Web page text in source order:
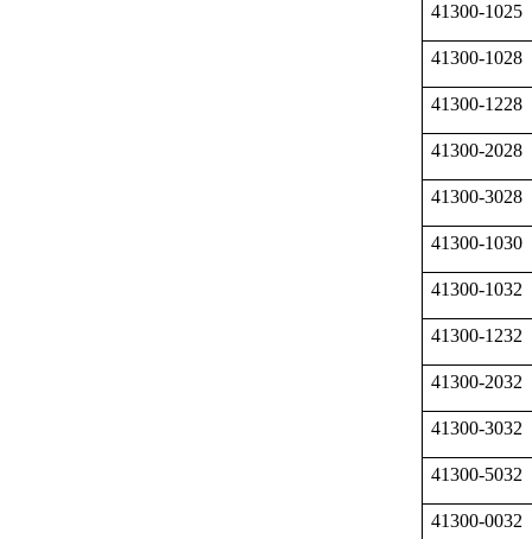
41300-1025
41300-1028
41300-1228
41300-2028
41300-3028
41300-1030
41300-1032
41300-1232
41300-2032
41300-3032
41300-5032
41300-0032